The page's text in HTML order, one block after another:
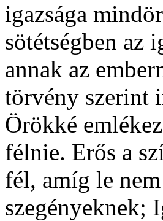
igazsága
sötétségben az
annak az
törvény szerint
Örökké
félnie. Erős a
fél, amíg le
szegényeknek;